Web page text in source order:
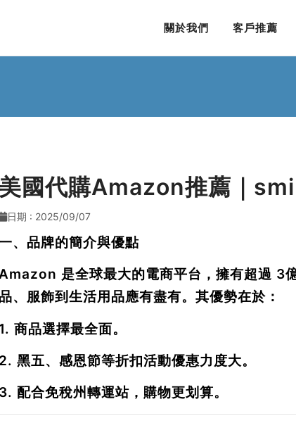
關於我們 客戶推薦
美國代購Amazon推薦｜
日期 : 2025/09/07
、品牌的簡介與優點
是全球最大的電商平台，擁有超過 3
品、服飾到生活用品應有盡有。其優勢在於：
1. 商品選擇最全面。
2. 黑五、感恩節等折扣活動優惠力度大。
3. 配合免稅州轉運站，購物更划算。